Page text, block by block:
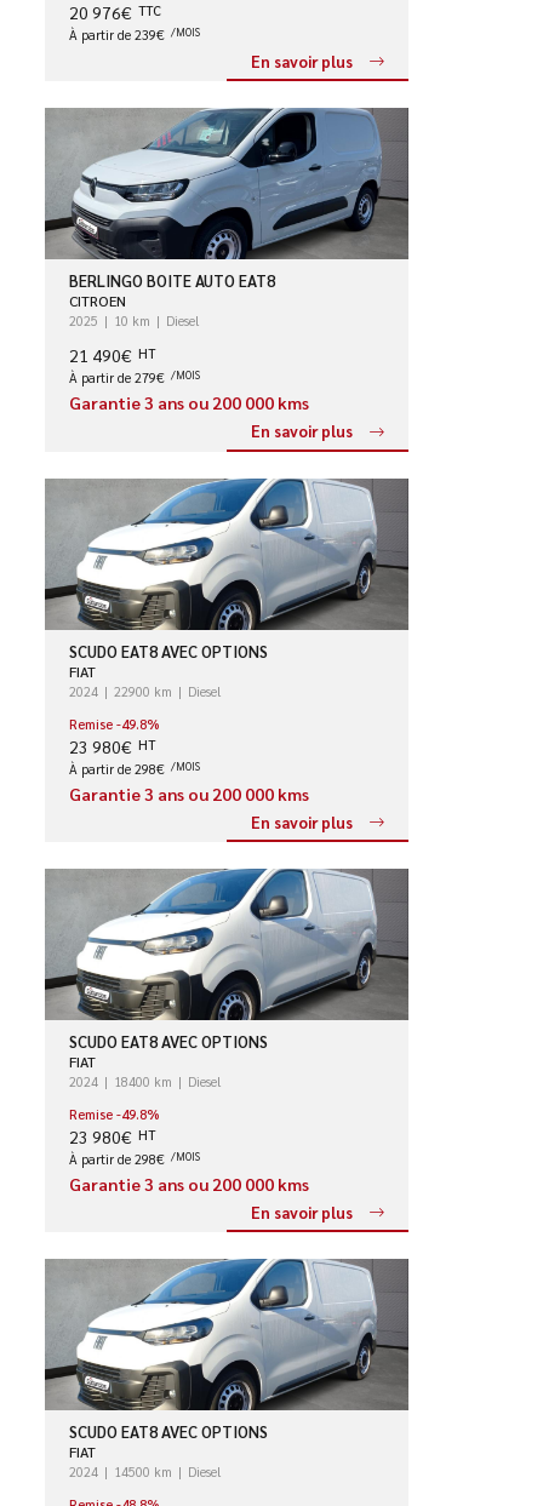
20 976€ TTC
À partir de 239€ /MOIS
En savoir plus
BERLINGO BOITE AUTO EAT8
CITROEN
2025 10 km Diesel
21 490€ HT
À partir de 279€ /MOIS
Garantie 3 ans ou 200 000 kms
En savoir plus
SCUDO EAT8 AVEC OPTIONS
FIAT
2024 22900 km
Diesel
Remise -49.8%
23 980€ HT
À partir de 298€ /MOIS
Garantie 3 ans ou 200 000 kms
En savoir plus
SCUDO EAT8 AVEC OPTIONS
FIAT
2024 18400 km
Diesel
Remise -49.8%
23 980€ HT
À partir de 298€ /MOIS
Garantie 3 ans ou 200 000 kms
En savoir plus
SCUDO EAT8 AVEC OPTIONS
FIAT
2024 14500 km
Diesel